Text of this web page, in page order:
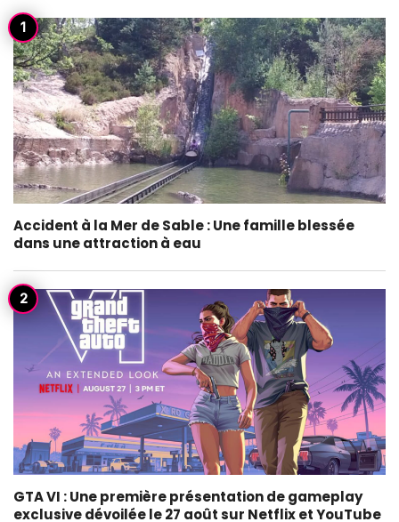
Accident à la Mer de Sable : Une famille blessée
dans une attraction à eau
GTA VI : Une première présentation de gameplay
exclusive dévoilée le 27 août sur Netflix et YouTube